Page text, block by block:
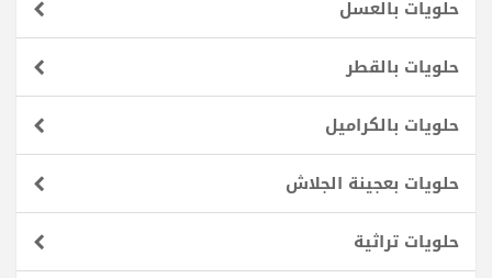
حلويات بالعسل
حلويات بالقطر
حلويات بالكراميل
حلويات بعجينة الجلاش
حلويات تراثية